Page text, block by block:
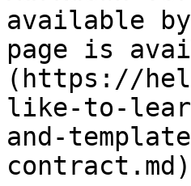
available
page is
(https://
like-to-
and-